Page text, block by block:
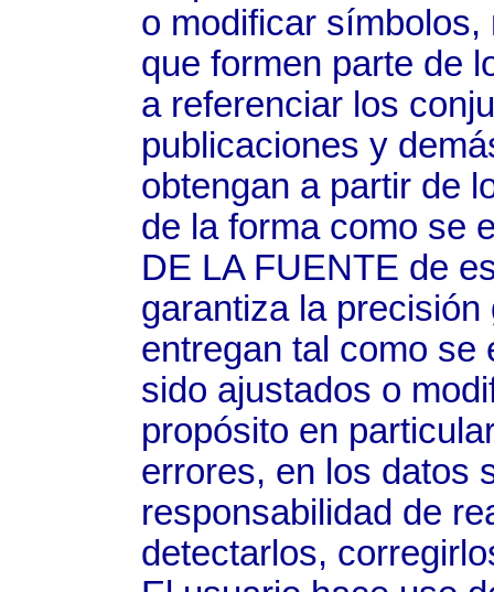
o modificar
que formen parte de
a referenciar los
publicaciones y
obtengan a partir de
de la forma como se
DE LA FUENTE de
garantiza la
entregan tal como se
sido ajustados o
propósito en
errores, en los datos
responsabilidad de
detectarlos,